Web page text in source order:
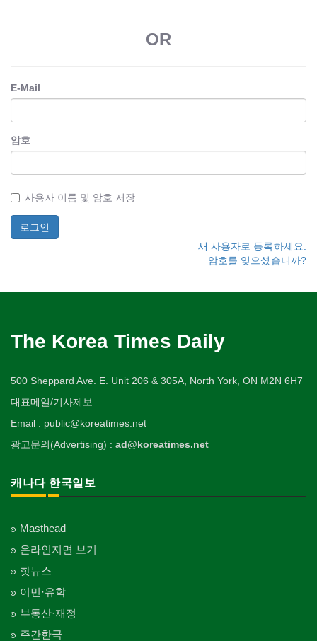
OR
E-Mail
암호
사용자 이름 및 암호 저장
새 사용자로 등록하세요.
암호를 잊으셨습니까?
The Korea Times Daily
500 Sheppard Ave. E. Unit 206 & 305A, North York, ON M2N 6H7
대표메일/기사제보
Email : public@koreatimes.net
광고문의(Advertising) : ad@koreatimes.net
캐나다 한국일보
Masthead
온라인지면 보기
핫뉴스
이민·유학
부동산·재정
주간한국